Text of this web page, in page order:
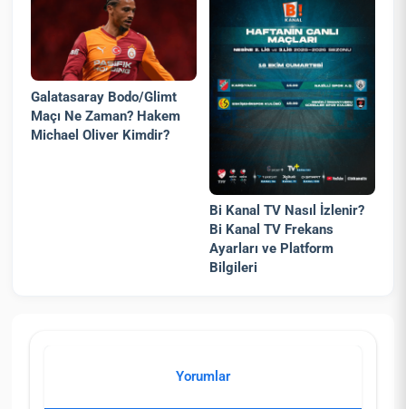
Galatasaray Bodo/Glimt
Maçı Ne Zaman? Hakem
Michael Oliver Kimdir?
Bi Kanal TV Nasıl İzlenir?
Bi Kanal TV Frekans
Ayarları ve Platform
Bilgileri
Yorumlar